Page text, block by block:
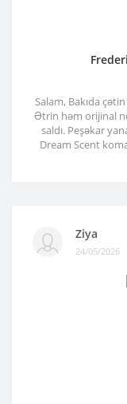
Salam, Bakıda
Ətrin həm orijinal
saldı. Peşəkar
Dream Scent
Ziya
24/05/2026